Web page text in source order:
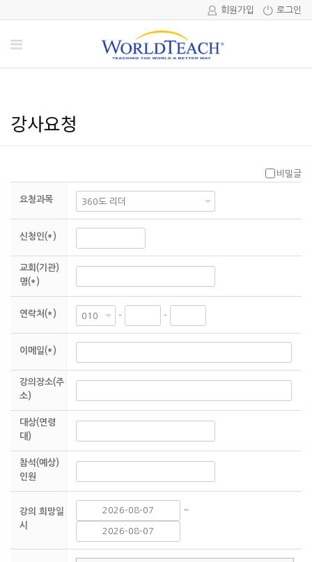
로그인
회원가입
강사요청
비밀글
요청과목
신청인(*)
교회(기관)
명(*)
연락처(*) - -
이메일(*)
강의장소(주
소)
대상(연령
대)
참석(예상)
인원
강의 희망일
시
~